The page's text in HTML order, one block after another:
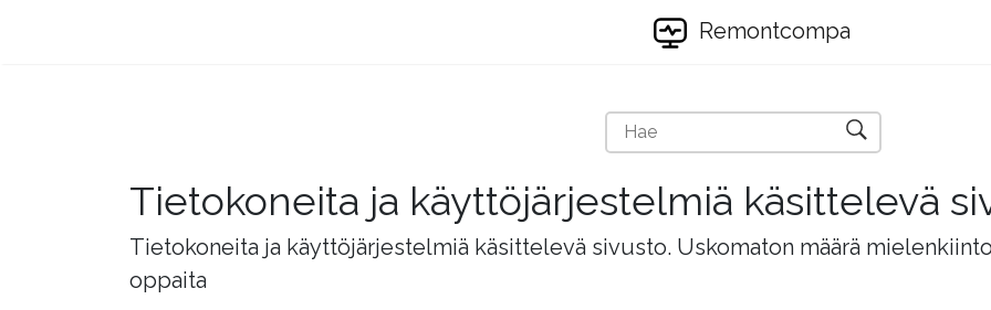
Remontcompa
Tietokoneita ja käyttöjärjestelmiä käsittelevä
Tietokoneita ja käyttöjärjestelmiä käsittelevä sivusto. Uskomaton määrä
oppaita